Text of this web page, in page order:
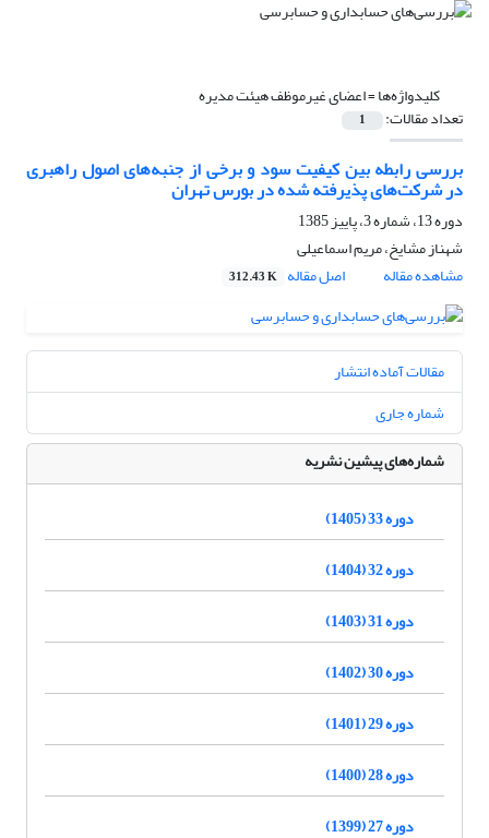
کلیدواژه‌ها =اعضای غیرموظف هیئت مدیره
تعداد مقالات: 1
بررسی رابطه بین کیفیت سود و برخی از جنبه‌های اصول راهبری
در شرکت‌های پذیرفته شده در بورس تهران
دوره 13، شماره 3، پاییز 1385
شهناز مشایخ، مریم اسماعیلی
مشاهده مقاله
اصل مقاله 312.43 K
مقالات آماده انتشار
شماره جاری
شماره‌های پیشین نشریه
دوره 33 (1405)
دوره 32 (1404)
دوره 31 (1403)
دوره 30 (1402)
دوره 29 (1401)
دوره 28 (1400)
دوره 27 (1399)